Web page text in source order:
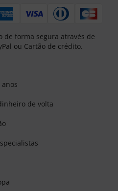
de forma segura através de
ou Cartão de crédito.
de volta